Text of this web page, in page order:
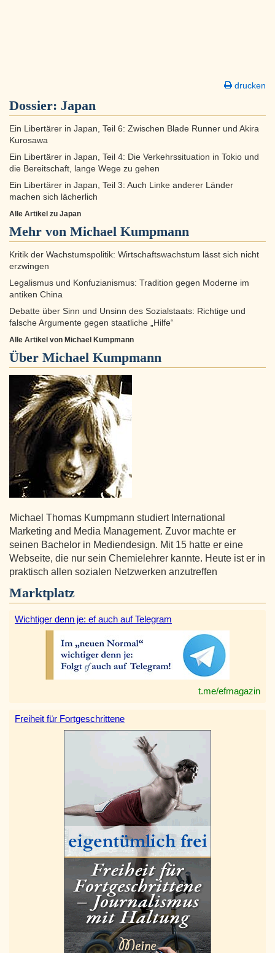
drucken
Dossier: Japan
Ein Libertärer in Japan, Teil 6: Zwischen Blade Runner und Akira
Kurosawa
Ein Libertärer in Japan, Teil 4: Die Verkehrssituation in Tokio und
die Bereitschaft, lange Wege zu gehen
Ein Libertärer in Japan, Teil 3: Auch Linke anderer Länder
machen sich lächerlich
Alle Artikel zu Japan
Mehr von Michael Kumpmann
Kritik der Wachstumspolitik: Wirtschaftswachstum lässt sich nicht
erzwingen
Legalismus und Konfuzianismus: Tradition gegen Moderne im
antiken China
Debatte über Sinn und Unsinn des Sozialstaats: Richtige und
falsche Argumente gegen staatliche „Hilfe“
Alle Artikel von Michael Kumpmann
Über Michael Kumpmann
Michael Thomas Kumpmann studiert International
Marketing and Media Management. Zuvor machte er
seinen Bachelor in Mediendesign. Mit 15 hatte er eine
Webseite, die nur sein Chemielehrer kannte. Heute ist er in
praktisch allen sozialen Netzwerken anzutreffen
Marktplatz
Wichtiger denn je: ef auch auf Telegram
t.me/efmagazin
Freiheit für Fortgeschrittene